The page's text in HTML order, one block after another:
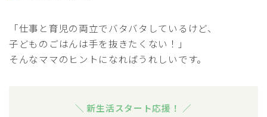
「仕事と育児の両立でバタバタしているけど、
子どものごはんは手を抜きたくない！」
そんなママのヒントになればうれしいです。
＼ 新生活スタート応援！ ／